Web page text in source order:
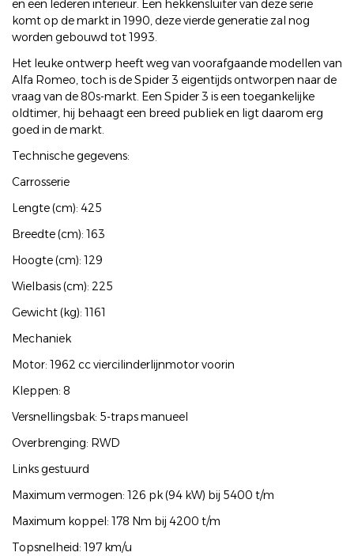
en een lederen interieur. Een hekkensluiter van deze serie
komt op de markt in 1990, deze vierde generatie zal nog
worden gebouwd tot 1993.
Het leuke ontwerp heeft weg van voorafgaande modellen van
Alfa Romeo, toch is de Spider 3 eigentijds ontworpen naar de
vraag van de 80s-markt. Een Spider 3 is een toegankelijke
oldtimer, hij behaagt een breed publiek en ligt daarom erg
goed in de markt.
Technische gegevens:
Carrosserie
Lengte (cm): 425
Breedte (cm): 163
Hoogte (cm): 129
Wielbasis (cm): 225
Gewicht (kg): 1161
Mechaniek
Motor: 1962 cc viercilinderlijnmotor voorin
Kleppen: 8
Versnellingsbak: 5-traps manueel
Overbrenging: RWD
Links gestuurd
Maximum vermogen: 126 pk (94 kW) bij 5400 t/m
Maximum koppel: 178 Nm bij 4200 t/m
Topsnelheid: 197 km/u